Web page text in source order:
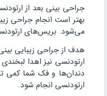
جراحی بینی بعد از
بهتر است انجام جراحی
می‌شود. بریس‌های
هدف از جراحی زیبایی
ارتودنسی نیز اهدا
دندان‌ها و فک شما کمی
ارتودنسی انجام شود.